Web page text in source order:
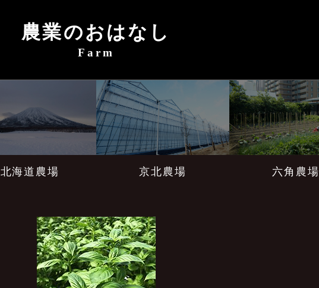
農業のおはなし
Farm
北海道農場 京北農場 六角農場